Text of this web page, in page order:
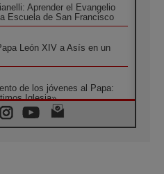
Aprender el Evangelio
Escuela de San Francisco
León XIV a Asís en un
de los jóvenes al Papa:
Iglesia»
los coloquios en Roma en